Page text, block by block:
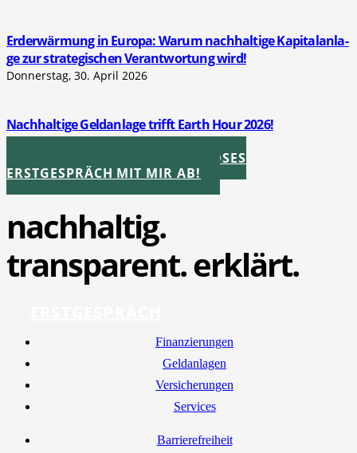
Erd­er­wär­mung in Euro­pa: War­um nach­hal­ti­ge Kapi­tal­an­la­
ge zur stra­te­gi­schen Ver­ant­wor­tung wird!
Donnerstag, 30. April 2026
Nach­hal­ti­ge Geld­an­la­ge trifft Earth Hour 2026!
Donnerstag, 26. März 2026
STIMMEN SIE IHR KOSTENLOSES
ERSTGESPRÄCH MIT MIR AB!
nachhaltig.
transparent. erklärt.
Finan­zie­run­gen
Geld­an­la­gen
Ver­si­che­run­gen
Ser­vices
Bar­rie­re­frei­heit